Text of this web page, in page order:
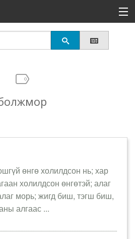
өнгө холилдсон нь; хар
холилдсон өнгөтэй; алаг
морь; жигд биш, тэгш биш,
алгаас ...